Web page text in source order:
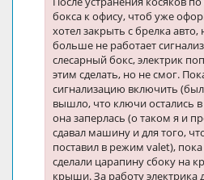
бокса к офису, чтоб уже
хотел закрыть с брелка авто,
больше не работает
слесарный бокс, электрик
этим сделать, но не смог.
сигнализацию включить
вышло, что ключи остались
она заперлась (о таком я и
сдавал машину и для того,
поставил в режим valet),
сделали царапину сбоку на
крыши. За работу электрика